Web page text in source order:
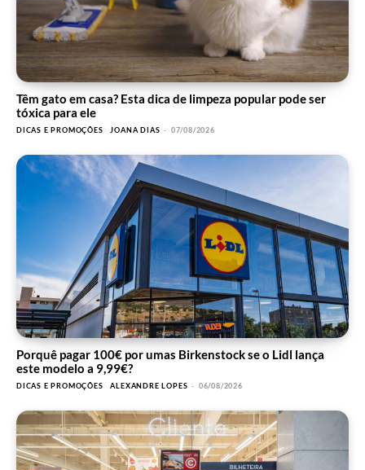
Têm gato em casa? Esta dica de limpeza popular pode ser
tóxica para ele
DICAS E PROMOÇÕES JOANA DIAS - 07/08/2026
Porquê pagar 100€ por umas Birkenstock se o Lidl lança
este modelo a 9,99€?
DICAS E PROMOÇÕES ALEXANDRE LOPES - 06/08/2026